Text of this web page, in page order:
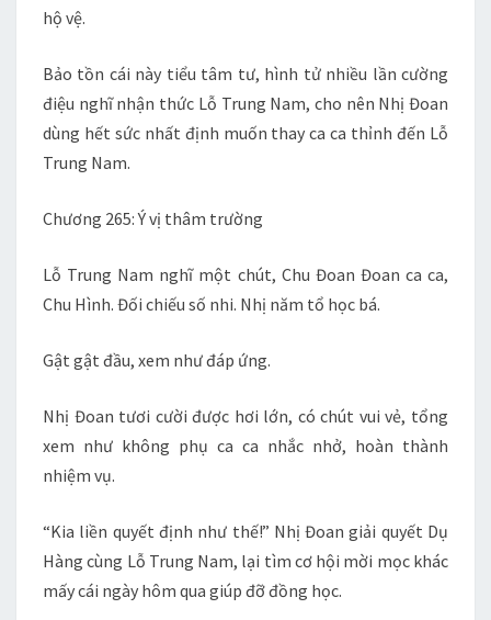
hộ vệ.
Bảo tồn cái này tiểu tâm tư, hình tử nhiều lần cường
điệu nghĩ nhận thức Lỗ Trung Nam, cho nên Nhị Đoan
dùng hết sức nhất định muốn thay ca ca thỉnh đến Lỗ
Trung Nam.
Chương 265: Ý vị thâm trường
Lỗ Trung Nam nghĩ một chút, Chu Đoan Đoan ca ca,
Chu Hình. Đối chiếu số nhi. Nhị năm tổ học bá.
Gật gật đầu, xem như đáp ứng.
Nhị Đoan tươi cười được hơi lớn, có chút vui vẻ, tổng
xem như không phụ ca ca nhắc nhở, hoàn thành
nhiệm vụ.
“Kia liền quyết định như thế!” Nhị Đoan giải quyết Dụ
Hàng cùng Lỗ Trung Nam, lại tìm cơ hội mời mọc khác
mấy cái ngày hôm qua giúp đỡ đồng học.